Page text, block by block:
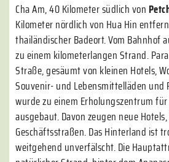
Cha Am, 40 Kilometer südlich von
Kilometer nördlich von Hua Hin
thailändischer Badeort. Vom Bahnhof
zu einem kilometerlangen Strand.
Straße, gesäumt von kleinen Hotels,
Souvenir- und Lebensmittelläden und
wurde zu einem Erholungszentrum
ausgebaut. Davon zeugen neue
Geschäftsstraßen. Das Hinterland ist
weitgehend unverfälscht. Die